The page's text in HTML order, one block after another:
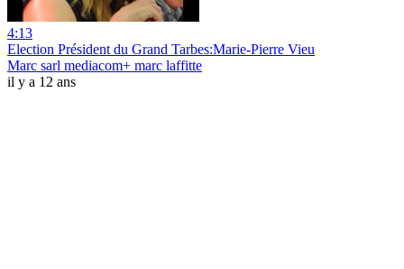
4:13
Election Président du Grand Tarbes:Marie-Pierre Vieu
Marc sarl mediacom+ marc laffitte
il y a 12 ans